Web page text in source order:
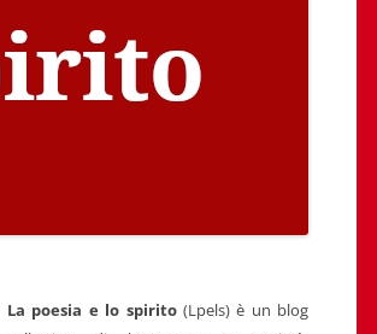
La poesia e lo spirito(Lpels) è un blog